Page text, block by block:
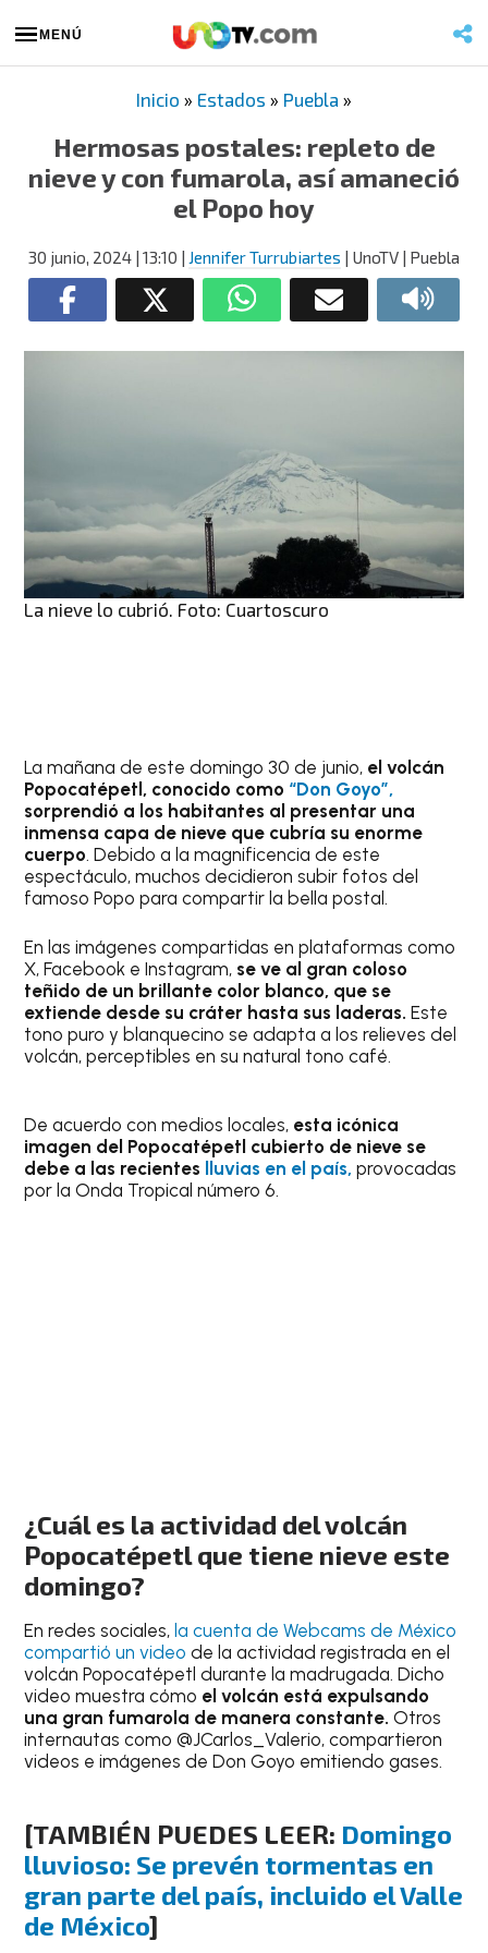
MENÚ
Inicio » Estados » Puebla »
Hermosas postales: repleto de
nieve y con fumarola, así amaneció
el Popo hoy
30 junio, 2024 | 13:10 | Jennifer Turrubiartes | UnoTV | Puebla
La nieve lo cubrió. Foto: Cuartoscuro
La mañana de este domingo 30 de junio, el volcán
Popocatépetl, conocido como “Don Goyo”,
sorprendió a los habitantes al presentar una
inmensa capa de nieve que cubría su enorme
cuerpo. Debido a la magnificencia de este
espectáculo, muchos decidieron subir fotos del
famoso Popo para compartir la bella postal.
En las imágenes compartidas en plataformas como
X, Facebook e Instagram, se ve al gran coloso
teñido de un brillante color blanco, que se
extiende desde su cráter hasta sus laderas. Este
tono puro y blanquecino se adapta a los relieves del
volcán, perceptibles en su natural tono café.
De acuerdo con medios locales, esta icónica
imagen del Popocatépetl cubierto de nieve se
debe a las recientes lluvias en el país,provocadas
por la Onda Tropical número 6.
¿Cuál es la actividad del volcán
Popocatépetl que tiene nieve este
domingo?
En redes sociales, la cuenta de Webcams de México
compartió un videode la actividad registrada en el
volcán Popocatépetl durante la madrugada. Dicho
video muestra cómo el volcán está expulsando
una gran fumarola de manera constante. Otros
internautas como @JCarlos_Valerio, compartieron
videos e imágenes de Don Goyo emitiendo gases.
[TAMBIÉN PUEDES LEER: Domingo
lluvioso: Se prevén tormentas en
gran parte del país, incluido el Valle
de México]